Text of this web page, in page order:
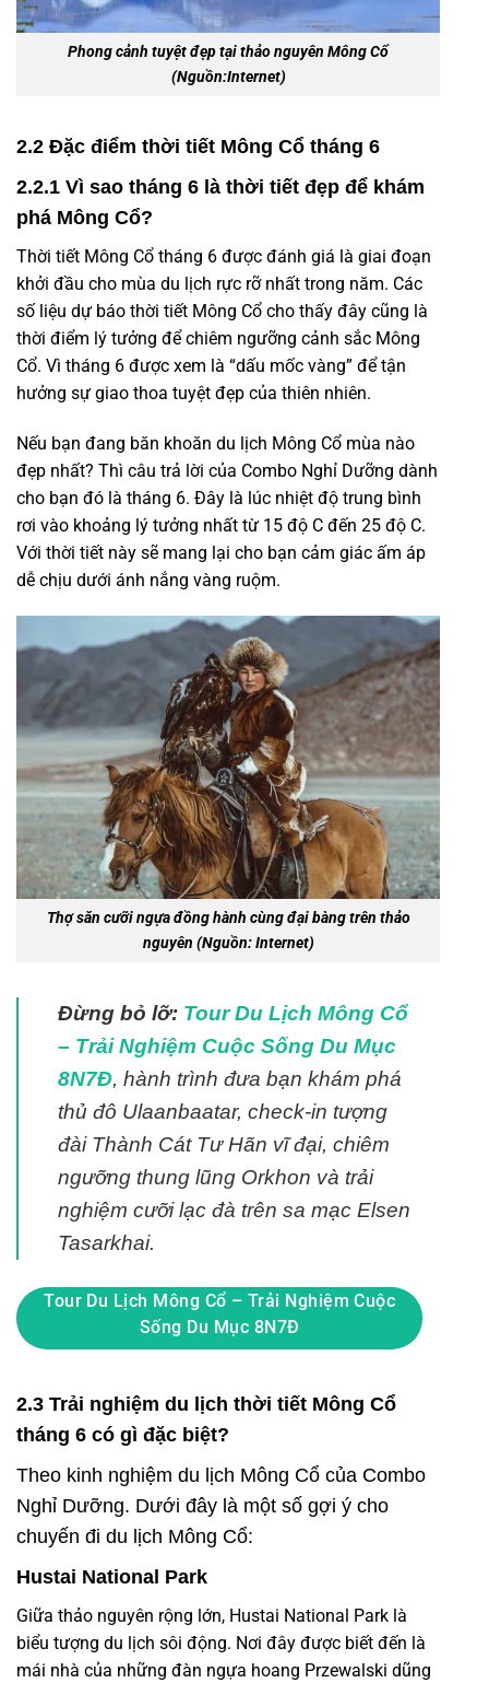
Phong cảnh tuyệt đẹp tại thảo nguyên Mông Cổ
(Nguồn:Internet)
2.2 Đặc điểm thời tiết Mông Cổ tháng 6
2.2.1 Vì sao tháng 6 là thời tiết đẹp để khám
phá Mông Cổ?
Thời tiết Mông Cổ tháng 6 được đánh giá là giai đoạn
khởi đầu cho mùa du lịch rực rỡ nhất trong năm. Các
số liệu dự báo thời tiết Mông Cổ cho thấy đây cũng là
thời điểm lý tưởng để chiêm ngưỡng cảnh sắc Mông
Cổ. Vì tháng 6 được xem là “dấu mốc vàng” để tận
hưởng sự giao thoa tuyệt đẹp của thiên nhiên.
Nếu bạn đang băn khoăn du lịch Mông Cổ mùa nào
đẹp nhất? Thì câu trả lời của Combo Nghỉ Dưỡng dành
cho bạn đó là tháng 6. Đây là lúc nhiệt độ trung bình
rơi vào khoảng lý tưởng nhất từ 15 độ C đến 25 độ C.
Với thời tiết này sẽ mang lại cho bạn cảm giác ấm áp
dễ chịu dưới ánh nắng vàng ruộm.
Thợ săn cưỡi ngựa đồng hành cùng đại bàng trên thảo
nguyên (Nguồn: Internet)
Đừng bỏ lỡ: Tour Du Lịch Mông Cổ
– Trải Nghiệm Cuộc Sống Du Mục
8N7Đ, hành trình đưa bạn khám phá
thủ đô Ulaanbaatar, check-in tượng
đài Thành Cát Tư Hãn vĩ đại, chiêm
ngưỡng thung lũng Orkhon và trải
nghiệm cưỡi lạc đà trên sa mạc Elsen
Tasarkhai.
Tour Du Lịch Mông Cổ – Trải Nghiệm Cuộc
Sống Du Mục 8N7Đ
2.3 Trải nghiệm du lịch thời tiết Mông Cổ
tháng 6 có gì đặc biệt?
Theo kinh nghiệm du lịch Mông Cổ của Combo
Nghỉ Dưỡng. Dưới đây là một số gợi ý cho
chuyến đi du lịch Mông Cổ:
Hustai National Park
Giữa thảo nguyên rộng lớn, Hustai National Park là
biểu tượng du lịch sôi động. Nơi đây được biết đến là
mái nhà của những đàn ngựa hoang Przewalski dũng